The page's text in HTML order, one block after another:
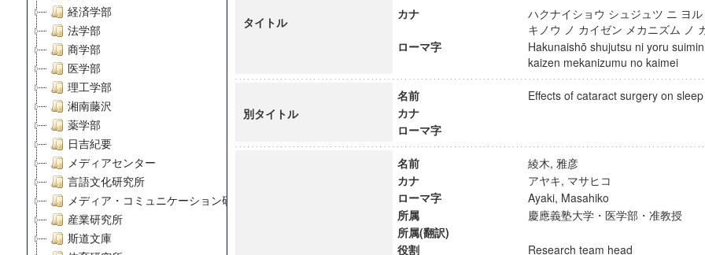
経済学部
法学部
商学部
医学部
理工学部
湘南藤沢
薬学部
日吉紀要
メディアセンター
言語文化研究所
メディア・コミュニケーション研究所
産業研究所
斯道文庫
タイトル
カナ
ハクナイショウ シュジュツ ニ ヨ
キノウ ノ カイゼン メカニズム
ローマ字
Hakunaishō shujutsu ni yoru
kaizen mekanizumu no kaimei
別タイトル
名前
Effects of cataract surgery on
カナ
ローマ字
名前
綾木, 雅彦
カナ
アヤキ, マサヒコ
ローマ字
Ayaki, Masahiko
所属
慶應義塾大学・医学部・准教授
所属(翻訳)
役割
Research team head